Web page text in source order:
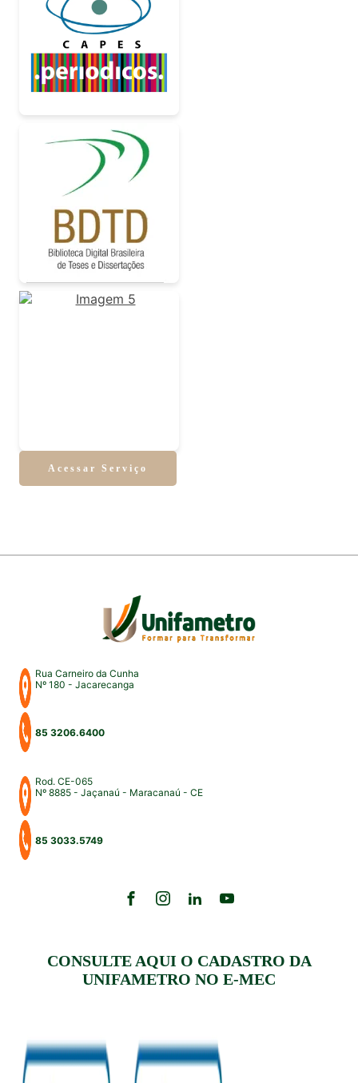
Acessar Serviço
Rua Carneiro da Cunha
Nº 180 - Jacarecanga
85 3206.6400
Rod. CE-065
Nº 8885 - Jaçanaú - Maracanaú - CE
85 3033.5749
CONSULTE AQUI O CADASTRO DA
UNIFAMETRO NO E-MEC